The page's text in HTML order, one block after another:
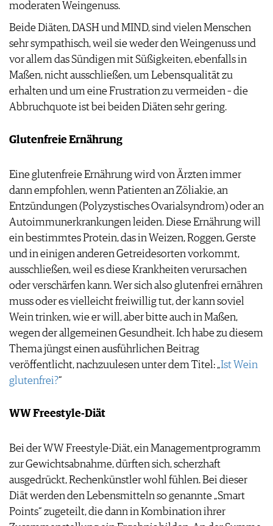
moderaten Weingenuss.
Beide Diäten, DASH und MIND, sind vielen Menschen
sehr sympathisch, weil sie weder den Weingenuss und
vor allem das Sündigen mit Süßigkeiten, ebenfalls in
Maßen, nicht ausschließen, um Lebensqualität zu
erhalten und um eine Frustration zu vermeiden – die
Abbruchquote ist bei beiden Diäten sehr gering.
Glutenfreie Ernährung
Eine glutenfreie Ernährung wird von Ärzten immer
dann empfohlen, wenn Patienten an Zöliakie, an
Entzündungen (Polyzystisches Ovarialsyndrom) oder an
Autoimmunerkrankungen leiden. Diese Ernährung will
ein bestimmtes Protein, das in Weizen, Roggen, Gerste
und in einigen anderen Getreidesorten vorkommt,
ausschließen, weil es diese Krankheiten verursachen
oder verschärfen kann. Wer sich also glutenfrei ernähren
muss oder es vielleicht freiwillig tut, der kann soviel
Wein trinken, wie er will, aber bitte auch in Maßen,
wegen der allgemeinen Gesundheit. Ich habe zu diesem
Thema jüngst einen ausführlichen Beitrag
veröffentlicht, nachzuulesen unter dem Titel: „Ist Wein
glutenfrei?“
WW Freestyle-Diät
Bei der WW Freestyle-Diät, ein Managementprogramm
zur Gewichtsabnahme, dürften sich, scherzhaft
ausgedrückt, Rechenkünstler wohl fühlen. Bei dieser
Diät werden den Lebensmitteln so genannte „Smart
Points“ zugeteilt, die dann in Kombination ihrer